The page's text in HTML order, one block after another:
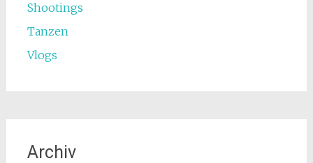
Shootings
Tanzen
Vlogs
Archiv